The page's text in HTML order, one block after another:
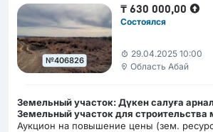
№406826
₸630 000,00
Состоялся
29.04.2025 10:00
Область Абай
Земельный участок: Дүкен салуға
Земельный участок для строительства
Аукцион на повышение цены (зем.